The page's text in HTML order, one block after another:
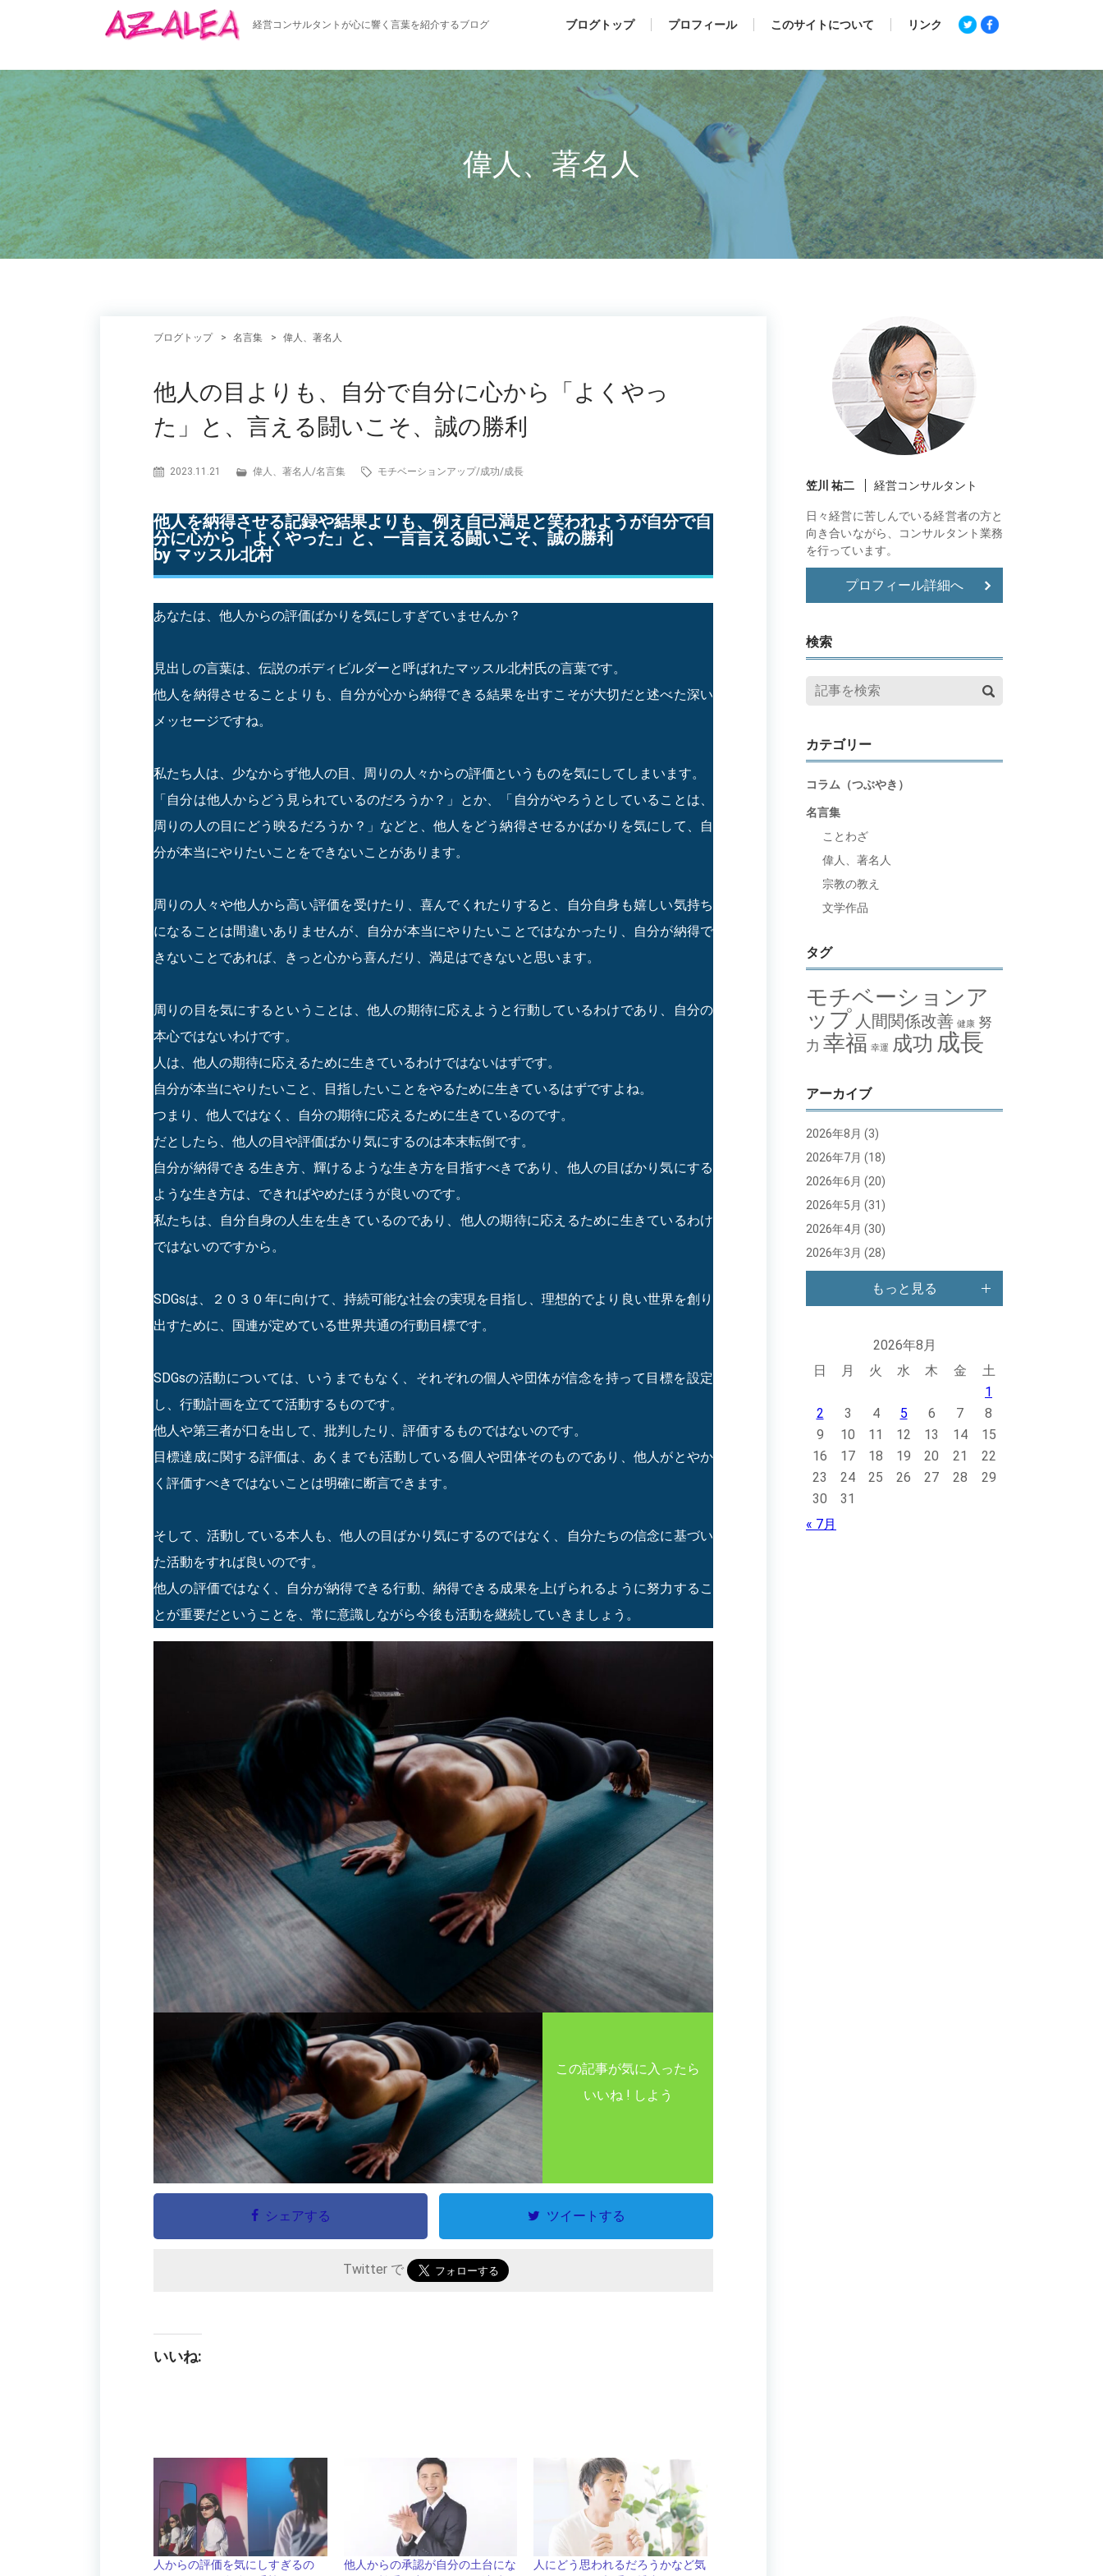
経営コンサルタントが心に響く言葉を紹介するブログ ブログトップ プロフィール このサイトについて リンク
偉人、著名人
ブログトップ 名言集 偉人、著名人
他人の目よりも、自分で自分に心から「よくやっ
た」と、言える闘いこそ、誠の勝利
2023.11.21 偉人、著名人/名言集 モチベーションアップ/成功/成長
他人を納得させる記録や結果よりも、例え自己満足と笑われようが自分で自
分に心から「よくやった」と、一言言える闘いこそ、誠の勝利
by マッスル北村
あなたは、他人からの評価ばかりを気にしすぎていませんか？
見出しの言葉は、伝説のボディビルダーと呼ばれたマッスル北村氏の言葉です。
他人を納得させることよりも、自分が心から納得できる結果を出すこそが大切だと述べた深い
メッセージですね。
私たち人は、少なからず他人の目、周りの人々からの評価というものを気にしてしまいます。
「自分は他人からどう見られているのだろうか？」とか、「自分がやろうとしていることは、
周りの人の目にどう映るだろうか？」などと、他人をどう納得させるかばかりを気にして、自
分が本当にやりたいことをできないことがあります。
周りの人々や他人から高い評価を受けたり、喜んでくれたりすると、自分自身も嬉しい気持ち
になることは間違いありませんが、自分が本当にやりたいことではなかったり、自分が納得で
きないことであれば、きっと心から喜んだり、満足はできないと思います。
周りの目を気にするということは、他人の期待に応えようと行動しているわけであり、自分の
本心ではないわけです。
人は、他人の期待に応えるために生きているわけではないはずです。
自分が本当にやりたいこと、目指したいことをやるために生きているはずですよね。
つまり、他人ではなく、自分の期待に応えるために生きているのです。
だとしたら、他人の目や評価ばかり気にするのは本末転倒です。
自分が納得できる生き方、輝けるような生き方を目指すべきであり、他人の目ばかり気にする
ような生き方は、できればやめたほうが良いのです。
私たちは、自分自身の人生を生きているのであり、他人の期待に応えるために生きているわけ
ではないのですから。
SDGsは、２０３０年に向けて、持続可能な社会の実現を目指し、理想的でより良い世界を創り
出すために、国連が定めている世界共通の行動目標です。
SDGsの活動については、いうまでもなく、それぞれの個人や団体が信念を持って目標を設定
し、行動計画を立てて活動するものです。
他人や第三者が口を出して、批判したり、評価するものではないのです。
目標達成に関する評価は、あくまでも活動している個人や団体そのものであり、他人がとやか
く評価すべきではないことは明確に断言できます。
そして、活動している本人も、他人の目ばかり気にするのではなく、自分たちの信念に基づい
た活動をすれば良いのです。
他人の評価ではなく、自分が納得できる行動、納得できる成果を上げられるように努力するこ
とが重要だということを、常に意識しながら今後も活動を継続していきましょう。
この記事が気に入ったら
いいね ! しよう
シェアする ツイートする
Twitter で
いいね:
人からの評価を気にしすぎるの
他人からの承認が自分の土台にな
人にどう思われるだろうかなど気
笠川 祐二 経営コンサルタント
日々経営に苦しんでいる経営者の方と
向き合いながら、コンサルタント業務
を行っています。
プロフィール詳細へ
検索
カテゴリー
コラム（つぶやき）
名言集
ことわざ
偉人、著名人
宗教の教え
文学作品
タグ
モチベーションア
ップ 人間関係改善 健康 努
力 幸福 幸運 成功 成長
アーカイブ
2026年8月 (3)
2026年7月 (18)
2026年6月 (20)
2026年5月 (31)
2026年4月 (30)
2026年3月 (28)
もっと見る
2026年8月
日
月 火 水 木 金
土
1
2
3 4 5 6 7
8
9
10 11 12 13 14
15
16
17 18 19 20 21
22
23
24 25 26 27 28
29
30
31
« 7月